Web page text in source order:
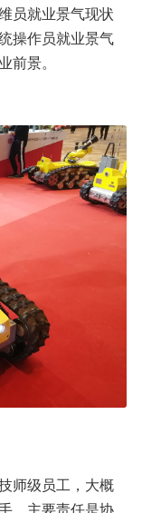
员就业景气现状
操作员就业景气
景。
师级员工，大概
，主要责任是协